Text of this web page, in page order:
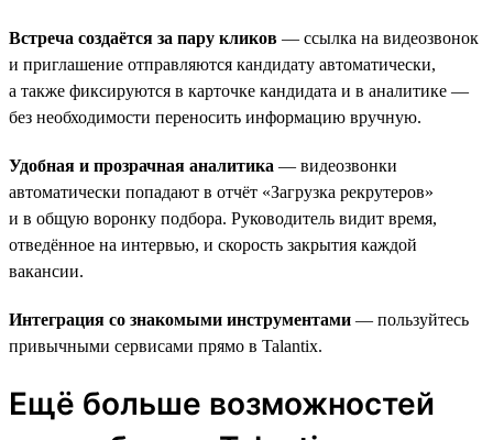
Встреча создаётся за пару кликов — ссылка на видеозвонок
и приглашение отправляются кандидату автоматически,
а также фиксируются в карточке кандидата и в аналитике —
без необходимости переносить информацию вручную.
Удобная и прозрачная аналитика — видеозвонки
автоматически попадают в отчёт «Загрузка рекрутеров»
и в общую воронку подбора. Руководитель видит время,
отведённое на интервью, и скорость закрытия каждой
вакансии.
Интеграция со знакомыми инструментами — пользуйтесь
привычными сервисами прямо в Talantix.
Ещё больше возможностей